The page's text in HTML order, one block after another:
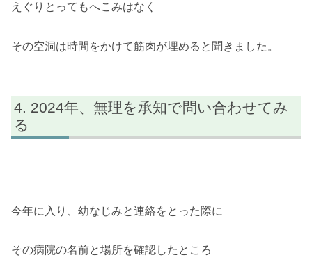
えぐりとってもへこみはなく
その空洞は時間をかけて筋肉が埋めると聞きました。
2024年、無理を承知で問い合わせてみ
る
今年に入り、幼なじみと連絡をとった際に
その病院の名前と場所を確認したところ